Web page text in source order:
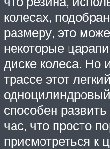
колесах,
размеру, это
некоторые
диске колеса. Но
трассе этот легкий
способен
час, что просто
присмотреться к